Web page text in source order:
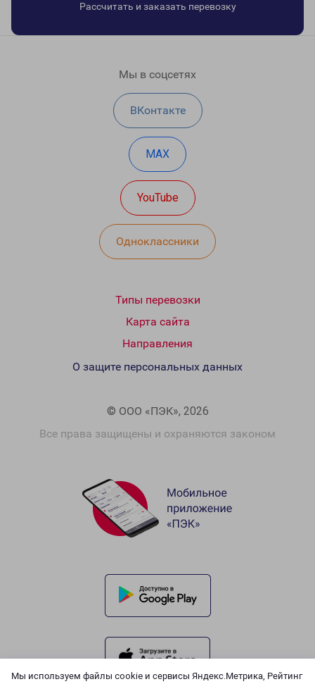
Мы используем файлы cookie и сервисы Яндекс.Метрика, Рейтинг
Рассчитать и заказать перевозку
Мы в соцсетях
ВКонтакте
MAX
YouTube
Одноклассники
Типы перевозки
Карта сайта
Направления
© ООО «ПЭК», 2026
Все права защищены и охраняются законом
О защите персональных данных